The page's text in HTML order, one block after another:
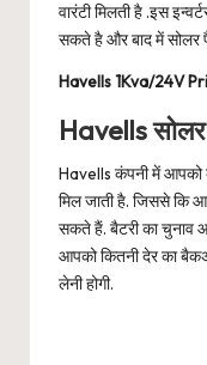
वारंटी मिलती है .इस
सकते है और बाद में सोलर
Havells 1Kva/24V
Havells सोलर
Havells कंपनी में
मिल जाती है. जिससे कि
सकते हैं. बैटरी का चुनाव
आपको कितनी देर का
लेनी होगी.